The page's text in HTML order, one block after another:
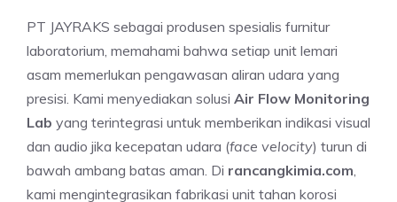
PT JAYRAKS sebagai produsen spesialis furnitur
laboratorium, memahami bahwa setiap unit lemari
asam memerlukan pengawasan aliran udara yang
presisi. Kami menyediakan solusi Air Flow Monitoring
Lab yang terintegrasi untuk memberikan indikasi visual
dan audio jika kecepatan udara (face velocity) turun di
bawah ambang batas aman. Di rancangkimia.com
kami mengintegrasikan fabrikasi unit tahan korosi